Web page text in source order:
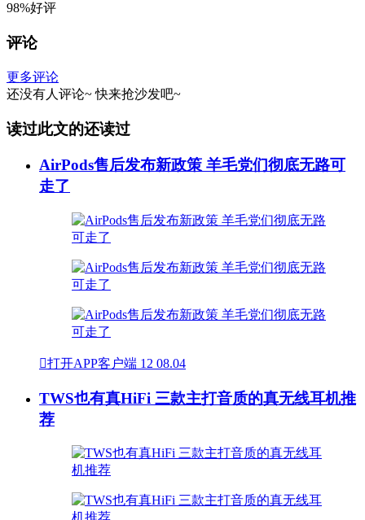
98%好评
评论
更多评论
还没有人评论~ 快来抢沙发吧~
读过此文的还读过
AirPods售后发布新政策 羊毛党们彻底无路可
走了
打开APP客户端 12 08.04
TWS也有真HiFi 三款主打音质的真无线耳机推
荐